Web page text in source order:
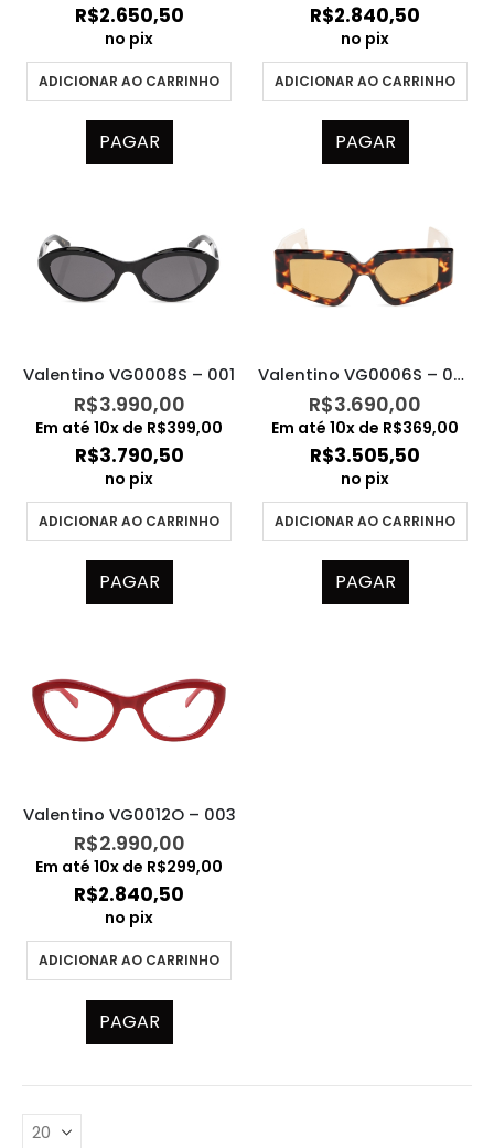
R$2.650,50
no pix
ADICIONAR AO CARRINHO
PAGAR
R$2.840,50
no pix
ADICIONAR AO CARRINHO
PAGAR
Valentino VG0008S – 001
R$3.990,00
Em até 10x de R$399,00
R$3.790,50
no pix
ADICIONAR AO CARRINHO
PAGAR
Valentino VG0006S – 002
R$3.690,00
Em até 10x de R$369,00
R$3.505,50
no pix
ADICIONAR AO CARRINHO
PAGAR
Valentino VG0012O – 003
R$2.990,00
Em até 10x de R$299,00
R$2.840,50
no pix
ADICIONAR AO CARRINHO
PAGAR